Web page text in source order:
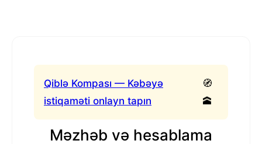
Qiblə Kompası — Kəbəyə
istiqaməti onlayn tapın
🧭
🕋
Məzhəb və hesablama